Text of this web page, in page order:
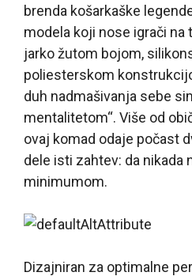
brenda košarkaške
modela koji nose igrači na
jarko žutom bojom,
poliesterskom
duh nadmašivanja sebe
mentalitetom“. Više od
ovaj komad odaje počast
dele isti zahtev: da nikada
minimumom.
Dizajniran za optimalne